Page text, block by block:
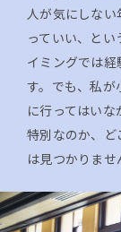
人が気にしな
っていい、と
イミングでは
す。でも、私
に行ってはい
特別なのか、
は見つかりませ